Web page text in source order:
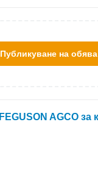
Публикуване на обява